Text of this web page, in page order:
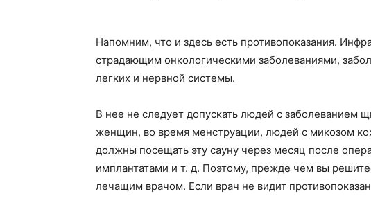
Напомним, что и здесь есть противопоказания.
страдающим онкологическими заболеваниями,
легких и нервной системы.
В нее не следует допускать людей с заболеванием
женщин, во время менструации, людей с микозом
должны посещать эту сауну через месяц после
имплантатами и т. д. Поэтому, прежде чем вы
лечащим врачом. Если врач не видит